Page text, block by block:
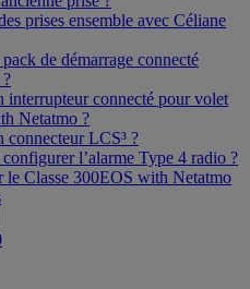
prises ensemble avec Céliane
de démarrage connecté
interrupteur connecté pour volet
Netatmo ?
connecteur LCS³ ?
l’alarme Type 4 radio ?
le Classe 300EOS with Netatmo